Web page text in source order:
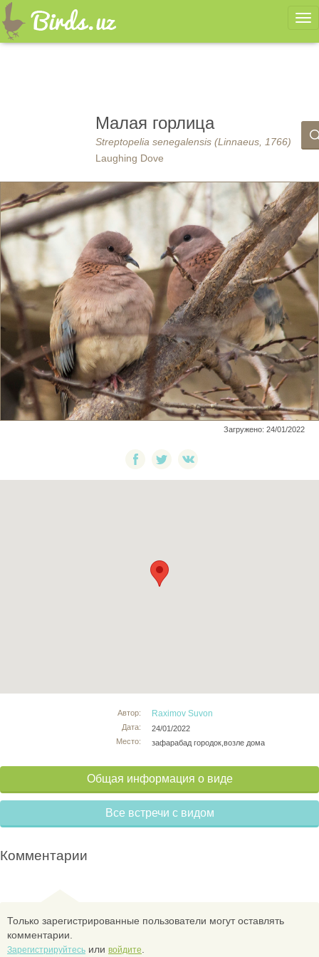
Малая горлица
Streptopelia senegalensis (Linnaeus, 1766)
Laughing Dove
Загружено: 24/01/2022
Автор:
Дата:
Место:
Raximov Suvon
24/01/2022
зафарабад городок,возле дома
Общая информация о виде
Все встречи с видом
Комментарии
Только зарегистрированные пользователи могут оставлять
комментарии.
Зарегистрируйтесь или войдите